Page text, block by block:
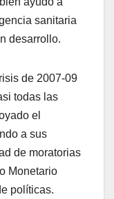
sanitaria
desarrollo.
de 2007-09
todas las
el
a sus
de moratorias
Monetario
políticas.